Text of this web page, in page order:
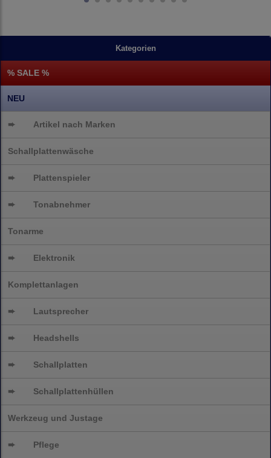
Kategorien
% SALE %
NEU
➨ Artikel nach Marken
Schallplattenwäsche
➨ Plattenspieler
➨ Tonabnehmer
Tonarme
➨ Elektronik
Komplettanlagen
➨ Lautsprecher
➨ Headshells
➨ Schallplatten
➨ Schallplattenhüllen
Werkzeug und Justage
➨ Pflege